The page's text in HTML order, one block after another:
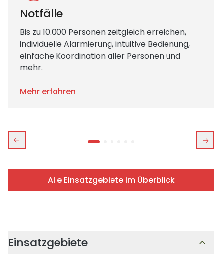
Notfälle
Bis zu 10.000 Personen zeitgleich erreichen,
individuelle Alarmierung, intuitive Bedienung,
einfache Koordination aller Personen und
mehr.
Mehr erfahren
Alle Einsatzgebiete im Überblick
Einsatzgebiete